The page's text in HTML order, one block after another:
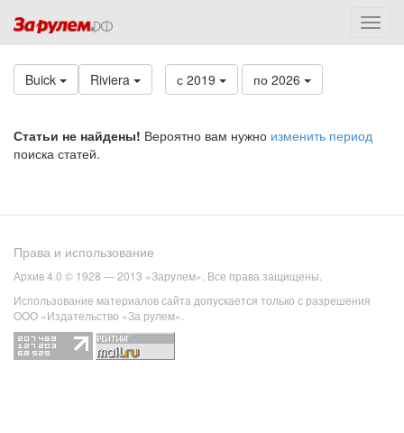
Buick Riviera с 2019 по 2026
Статьи не найдены! Вероятно вам нужно изменить период
поиска статей.
Права и использование
Архив 4.0 © 1928 — 2013 «Зарулем». Все права защищены.
Использование материалов сайта допускается только с разрешения
ООО «Издательство «За рулем».